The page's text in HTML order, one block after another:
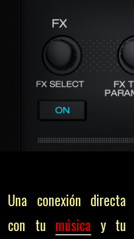
Una conexión directa
con tu música y tu